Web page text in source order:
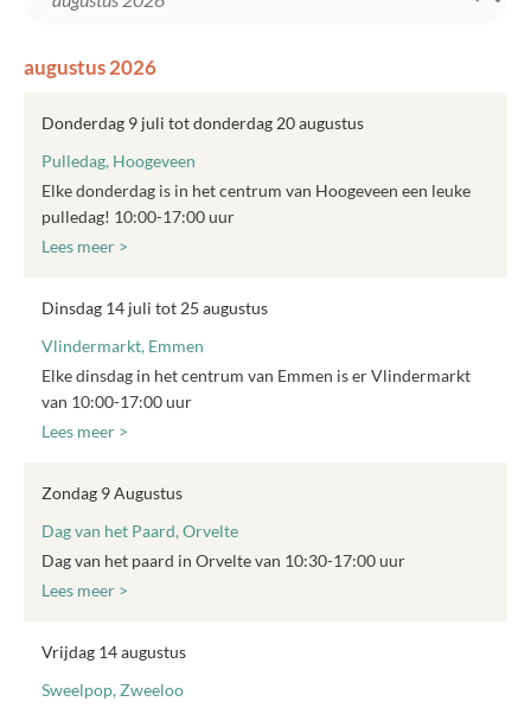
augustus 2026
Donderdag 9 juli tot donderdag 20 augustus
Pulledag, Hoogeveen
Elke donderdag is in het centrum van Hoogeveen een leuke
pulledag! 10:00-17:00 uur
Lees meer >
Dinsdag 14 juli tot 25 augustus
Vlindermarkt, Emmen
Elke dinsdag in het centrum van Emmen is er Vlindermarkt
van 10:00-17:00 uur
Lees meer >
Zondag 9 Augustus
Dag van het Paard, Orvelte
Dag van het paard in Orvelte van 10:30-17:00 uur
Lees meer >
Vrijdag 14 augustus
Sweelpop, Zweeloo